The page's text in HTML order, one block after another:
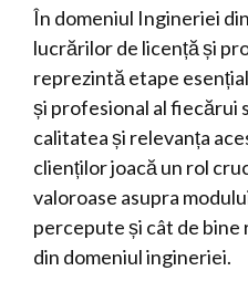
În domeniul Ingineriei
lucrărilor de licență și
reprezintă etape
și profesional al fiecărui
calitatea și relevanța
clienților joacă un rol
valoroase asupra
percepute și cât de
din domeniul ingineriei.